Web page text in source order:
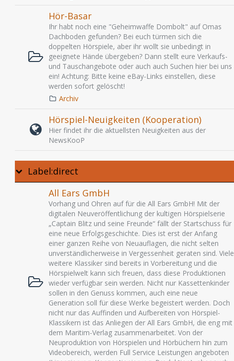
Hör-Basar
Ihr habt noch eine "Geheimwaffe Dombolt" auf Omas
Dachboden gefunden? Bei euch türmen sich die
doppelten Hörspiele, aber ihr wollt sie unbedingt in
geeignete Hände übergeben? Dann stellt eure Verkaufs-
und Tauschangebote oder auch auch Suchen hier bei uns
ein! Achtung: Bitte keine eBay-Links einstellen, diese
werden sofort gelöscht!
Archiv
Hörspiel-Neuigkeiten (Kooperation)
Hier findet ihr die aktuellsten Neuigkeiten aus der
NewsKooP
Label:direct
All Ears GmbH
Vorhang und Ohren auf für die All Ears GmbH! Mit der
digitalen Neuveröffentlichung der kultigen Hörspielserie
„Captain Blitz und seine Freunde“ fällt der Startschuss für
eine neue Erfolgsgeschichte. Dies ist erst der Anfang
einer ganzen Reihe von Neuauflagen, die nicht selten
unverständlicherweise in Vergessenheit geraten sind. Viele
weitere Klassiker sind bereits in Vorbereitung und die
Hörspielwelt kann sich freuen, dass diese Produktionen
wieder verfügbar sein werden. Nicht nur Kassettenkinder
sollen in den Genuss kommen, auch eine neue
Generation soll für diese Werke begeistert werden. Doch
nicht nur das Auffinden und Aufbereiten von Hörspiel-
Klassikern ist das Anliegen der All Ears GmbH, die eng mit
dem Maritim-Verlag zusammenarbeitet. Von der
Neuproduktion von Hörspielen und Hörbüchern hin zum
Videobereich, werden Full Service Leistungen angeboten